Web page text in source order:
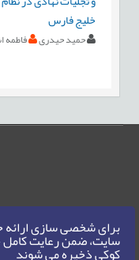
برای شخصی سازی ارائه
سایت، ضمن رعایت کامل
کوکی ذخیره می شوند
خلیج فارس
حمید حیدری فاطمه